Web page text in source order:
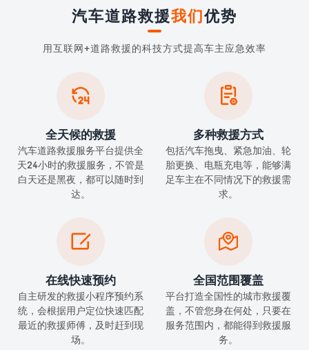
汽车道路救援我们优势
用互联网+道路救援的科技方式提高车主应急效率

全天候的救援
汽车道路救援服务平台提供全
天24小时的救援服务，不管是
白天还是黑夜，都可以随时到
达。

多种救援方式
包括汽车拖曳、紧急加油、轮
胎更换、电瓶充电等，能够满
足车主在不同情况下的救援需
求。

在线快速预约
自主研发的救援小程序预约系
统，会根据用户定位快速匹配
最近的救援师傅，及时赶到现
场。

全国范围覆盖
平台打造全国性的城市救援覆
盖，不管您身在何处，只要在
服务范围内，都能得到救援服
务。